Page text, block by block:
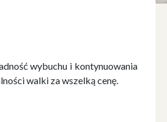
wybuchu i kontynuowania
walki za wszelką cenę.